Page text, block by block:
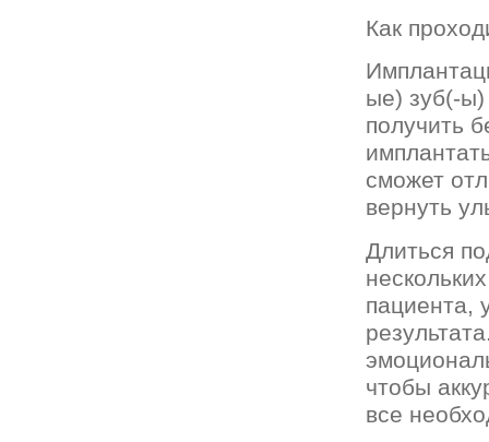
Как
ые) зуб(-
получить
сможет
вернуть
Длиться
пациента,
чтобы
все